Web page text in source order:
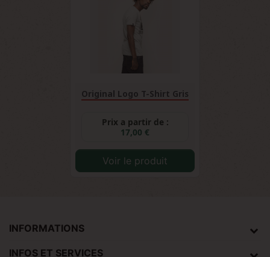
Original Logo T-Shirt Gris
Prix a partir de :
17,00 €
Voir le produit
INFORMATIONS
INFOS ET SERVICES